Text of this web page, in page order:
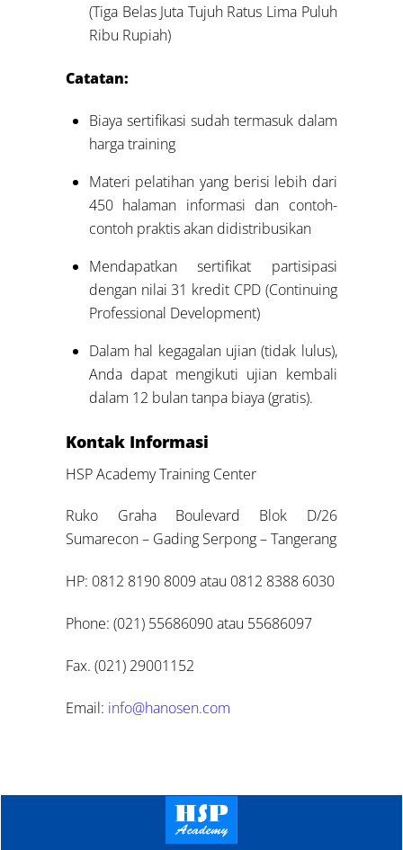
(Tiga Belas Juta Tujuh Ratus Lima Puluh
Ribu Rupiah)
Catatan:
Biaya sertifikasi sudah termasuk dalam
harga training
Materi pelatihan yang berisi lebih dari
450 halaman informasi dan contoh-
contoh praktis akan didistribusikan
Mendapatkan sertifikat partisipasi
dengan nilai 31 kredit CPD (Continuing
Professional Development)
Dalam hal kegagalan ujian (tidak lulus),
Anda dapat mengikuti ujian kembali
dalam 12 bulan tanpa biaya (gratis).
Kontak Informasi
HSP Academy Training Center
Ruko Graha Boulevard Blok D/26
Sumarecon – Gading Serpong – Tangerang
HP: 0812 8190 8009 atau 0812 8388 6030
Phone: (021) 55686090 atau 55686097
Fax. (021) 29001152
Email: info@hanosen.com